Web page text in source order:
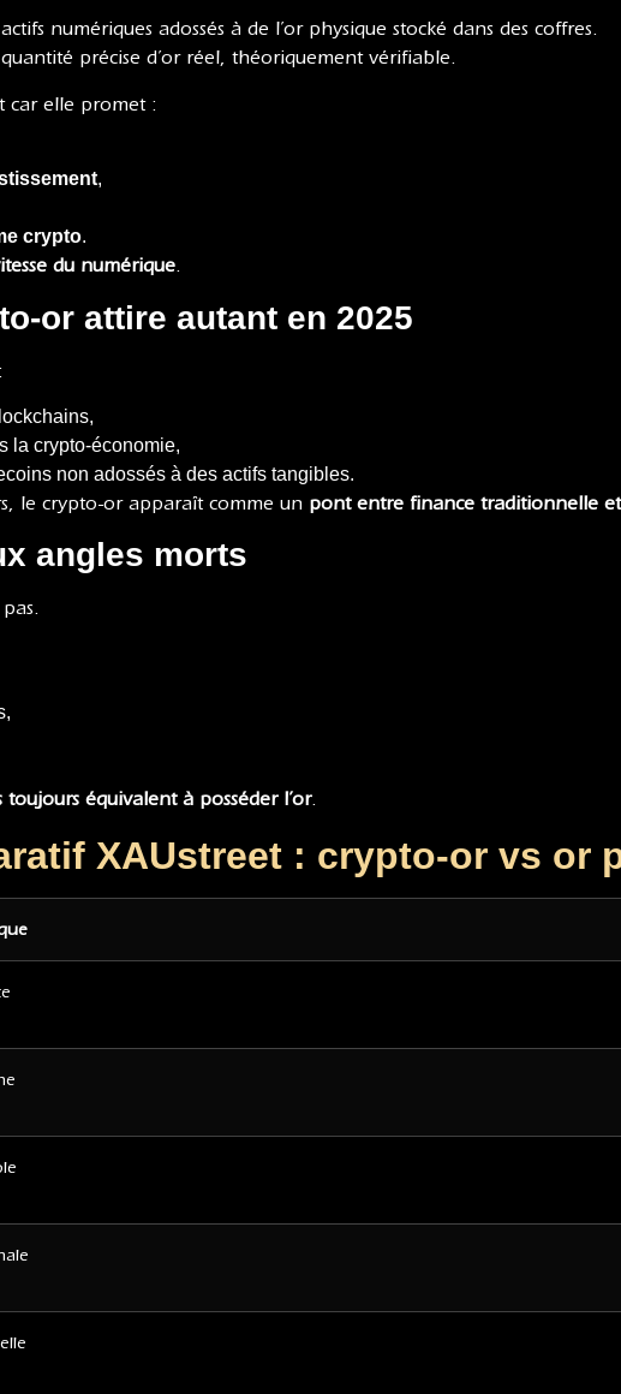
numériques adossés à de l’or physique stocké dans des coffres.
précise d’or réel, théoriquement vérifiable.
car elle promet :
,
crypto.
du numérique.
or attire autant en 2025
la crypto-économie,
non adossés à des actifs tangibles.
le crypto-or apparaît comme un pont entre finance traditionnelle
angles morts
toujours équivalent à posséder l’or.
XAUstreet : crypto-or vs or